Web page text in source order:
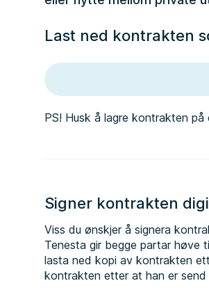
Last ned kontrakten
PS! Husk å lagre kontrakten
Signer kontrakten
Viss du ønskjer å signera
Tenesta gir begge partar høve
lasta ned kopi av kontrakten
kontrakten etter at han er send